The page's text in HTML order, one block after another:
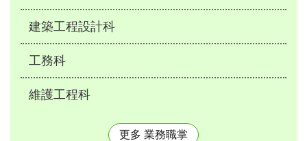
建築工程設計科
工務科
維護工程科
更多 業務職掌